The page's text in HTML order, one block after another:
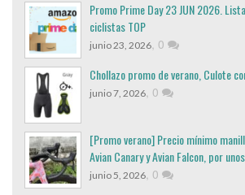
Promo Prime Day 23 JUN 2026.
ciclistas TOP
junio 23, 2026, 0
Chollazo promo de verano, Culote
junio 7, 2026, 0
[Promo verano] Precio mínimo
Avian Canary y Avian Falcon, por
junio 5, 2026, 0